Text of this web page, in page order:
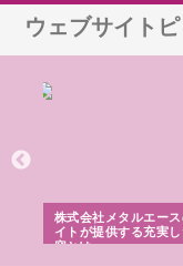
ウェブサイト
株式会社メタルエー
イトが提供する充実
容とは